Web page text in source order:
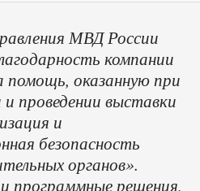
МВД России
компании
помощь, оказанную при
и проведении выставки
и
безопасность
органов».
и программные решения,